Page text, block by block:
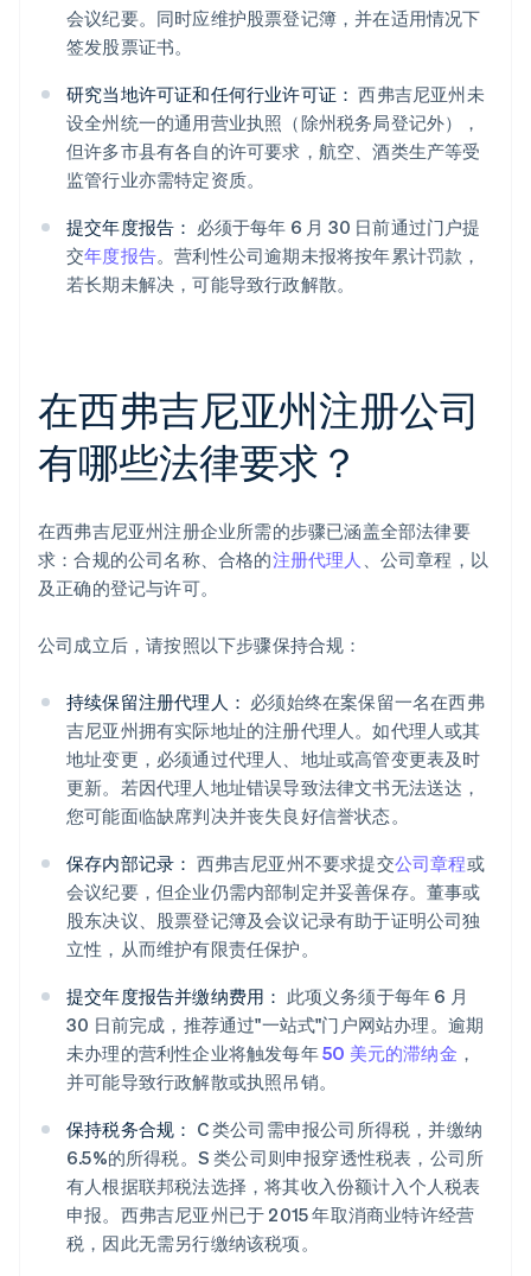
会议纪要。同时应维护股票登记簿，并在适用情况下
签发股票证书。
研究当地许可证和任何行业许可证： 西弗吉尼亚州未
设全州统一的通用营业执照（除州税务局登记外），
但许多市县有各自的许可要求，航空、酒类生产等受
监管行业亦需特定资质。
提交年度报告： 必须于每年 6 月 30 日前通过门户提
交年度报告。营利性公司逾期未报将按年累计罚款，
若长期未解决，可能导致行政解散。
在西弗吉尼亚州注册公司
有哪些法律要求？
在西弗吉尼亚州注册企业所需的步骤已涵盖全部法律要
求：合规的公司名称、合格的注册代理人 、公司章程，以
及正确的登记与许可。
公司成立后，请按照以下步骤保持合规：
持续保留注册代理人： 必须始终在案保留一名在西弗
吉尼亚州拥有实际地址的注册代理人。如代理人或其
地址变更，必须通过代理人、地址或高管变更表及时
更新。若因代理人地址错误导致法律文书无法送达，
您可能面临缺席判决并丧失良好信誉状态。
保存内部记录： 西弗吉尼亚州不要求提交公司章程或
会议纪要，但企业仍需内部制定并妥善保存。董事或
股东决议、股票登记簿及会议记录有助于证明公司独
立性，从而维护有限责任保护。
提交年度报告并缴纳费用： 此项义务须于每年 6 月
30 日前完成，推荐通过"一站式"门户网站办理。逾期
未办理的营利性企业将触发每年50 美元的滞纳金 ，
并可能导致行政解散或执照吊销。
保持税务合规： C 类公司需申报公司所得税，并缴纳
6.5%的所得税。S 类公司则申报穿透性税表，公司所
有人根据联邦税法选择，将其收入份额计入个人税表
申报。西弗吉尼亚州已于 2015 年取消商业特许经营
税，因此无需另行缴纳该税项。